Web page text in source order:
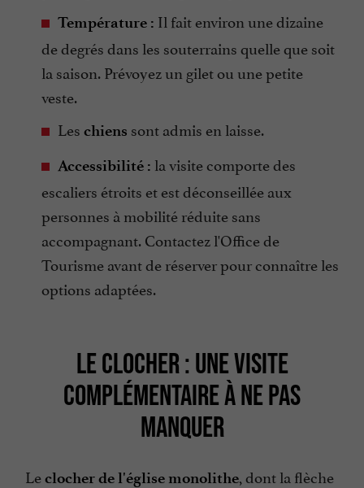
Température : Il fait environ une dizaine
de degrés dans les souterrains quelle que soit
la saison. Prévoyez un gilet ou une petite
veste.
Les chiens sont admis en laisse.
Accessibilité : la visite comporte des
escaliers étroits et est déconseillée aux
personnes à mobilité réduite sans
accompagnant. Contactez l'Office de
Tourisme avant de réserver pour connaître les
options adaptées.
LE CLOCHER : UNE VISITE
COMPLÉMENTAIRE À NE PAS
MANQUER
Leclocher de l'église monolithe , dont la flèche